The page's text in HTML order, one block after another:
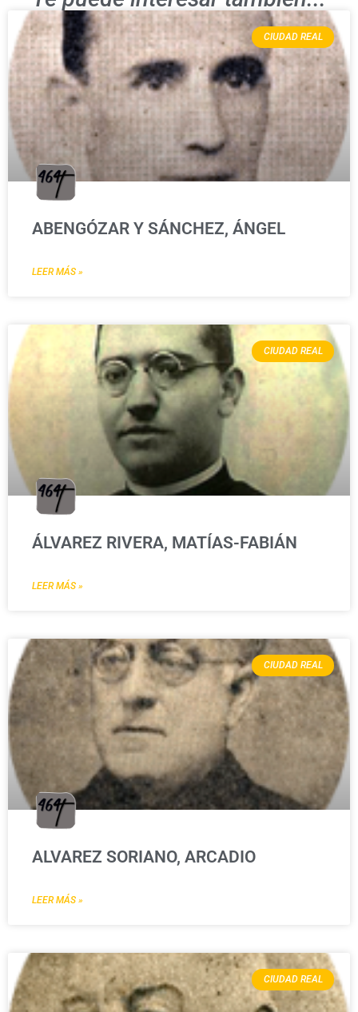
CIUDAD REAL
ABENGÓZAR Y SÁNCHEZ, ÁNGEL
LEER MÁS »
CIUDAD REAL
ÁLVAREZ RIVERA, MATÍAS-FABIÁN
LEER MÁS »
CIUDAD REAL
ALVAREZ SORIANO, ARCADIO
LEER MÁS »
CIUDAD REAL